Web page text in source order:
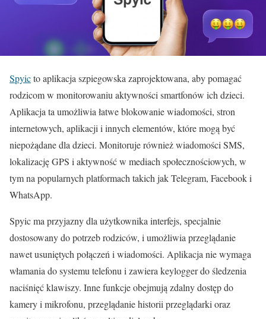
Spyicto aplikacja szpiegowska zaprojektowana, aby pomagać
rodzicom w monitorowaniu aktywności smartfonów ich dzieci.
Aplikacja ta umożliwia łatwe blokowanie wiadomości, stron
internetowych, aplikacji i innych elementów, które mogą być
niepożądane dla dzieci. Monitoruje również wiadomości SMS,
lokalizację GPS i aktywność w mediach społecznościowych, w
tym na popularnych platformach takich jak Telegram, Facebook i
WhatsApp.
Spyic ma przyjazny dla użytkownika interfejs, specjalnie
dostosowany do potrzeb rodziców, i umożliwia przeglądanie
nawet usuniętych połączeń i wiadomości. Aplikacja nie wymaga
włamania do systemu telefonu i zawiera keylogger do śledzenia
naciśnięć klawiszy. Inne funkcje obejmują zdalny dostęp do
kamery i mikrofonu, przeglądanie historii przeglądarki oraz